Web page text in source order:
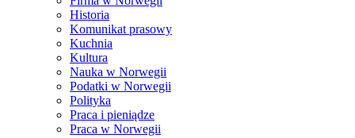
Historia
Komunikat prasowy
Kuchnia
Kultura
Nauka w Norwegii
Podatki w Norwegii
Polityka
Praca i pieniądze
Praca w Norwegii